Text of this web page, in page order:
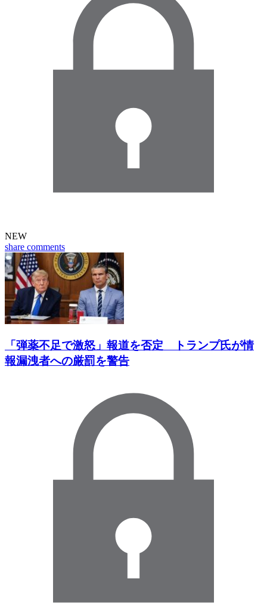
NEW
share comments
「弾薬不足で激怒」報道を否定 トランプ氏が情
報漏洩者への厳罰を警告